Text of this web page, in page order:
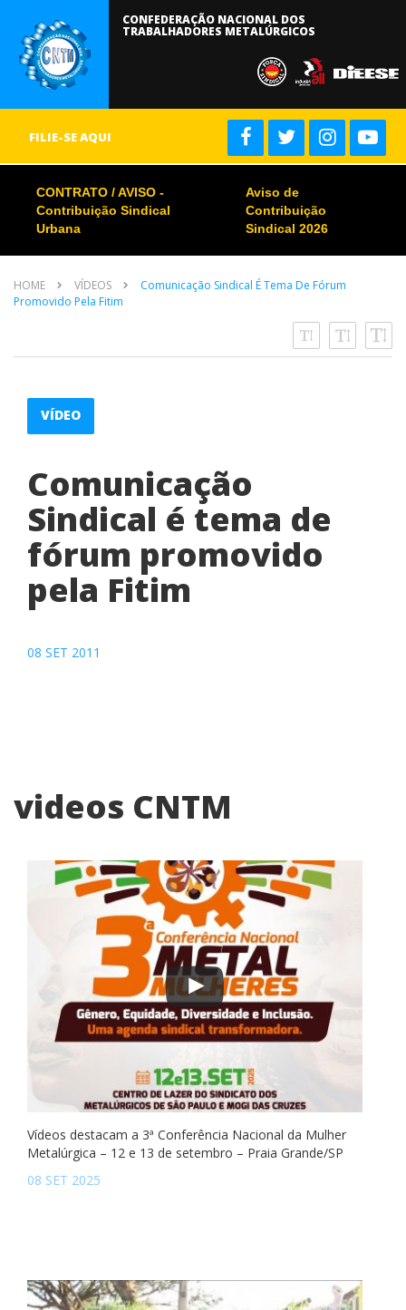
CONFEDERAÇÃO NACIONAL DOS
TRABALHADORES METALÚRGICOS
FILIE-SE AQUI
CONTRATO / AVISO -
Contribuição Sindical
Urbana
Aviso de
Contribuição
Sindical 2026
HOME VÍDEOS
Comunicação Sindical É Tema De Fórum
Promovido Pela Fitim
VÍDEO
Comunicação
Sindical é tema de
fórum promovido
pela Fitim
08 SET 2011
videos CNTM
Vídeos destacam a 3ª Conferência Nacional da Mulher
Metalúrgica – 12 e 13 de setembro – Praia Grande/SP
08 SET 2025